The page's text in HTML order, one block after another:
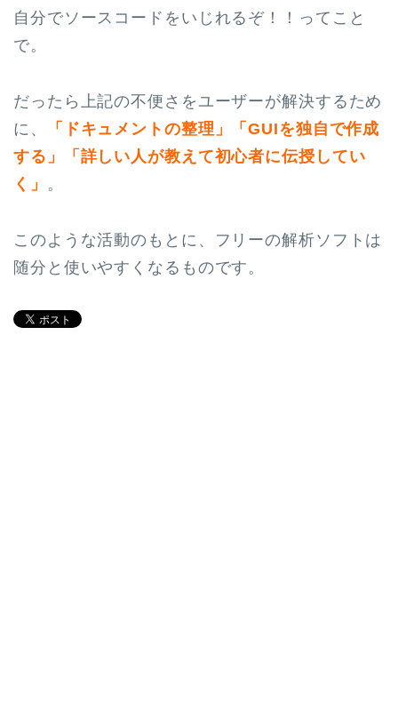
自分でソースコードをいじれるぞ！！ってこと
で。
だったら上記の不便さをユーザーが解決するため
に、
「ドキュメントの整理」「GUIを独自で作成
する」「詳しい人が教えて初心者に伝授してい
く」
。
このような活動のもとに、フリーの解析ソフトは
随分と使いやすくなるものです。